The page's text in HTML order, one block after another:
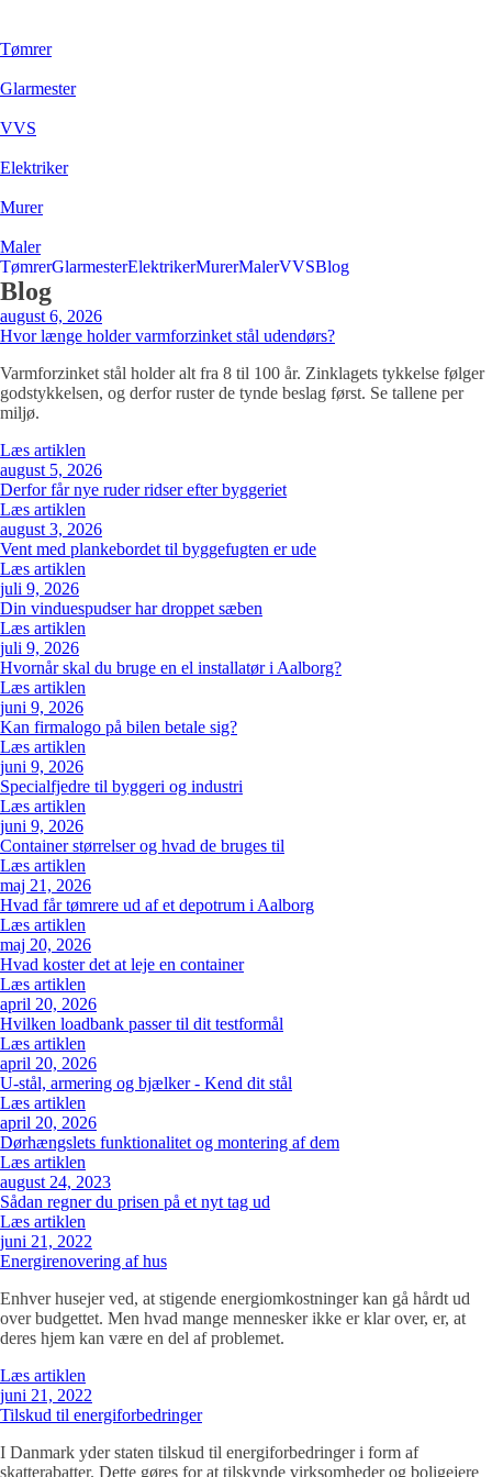
Tømrer
Glarmester
VVS
Elektriker
Murer
Maler
TømrerGlarmesterElektrikerMurerMalerVVSBlog
Blog
august 6, 2026
Hvor længe holder varmforzinket stål udendørs?
Varmforzinket stål holder alt fra 8 til 100 år. Zinklagets tykkelse følger
godstykkelsen, og derfor ruster de tynde beslag først. Se tallene per
miljø.
Læs artiklen
august 5, 2026
Derfor får nye ruder ridser efter byggeriet
Læs artiklen
august 3, 2026
Vent med plankebordet til byggefugten er ude
Læs artiklen
juli 9, 2026
Din vinduespudser har droppet sæben
Læs artiklen
juli 9, 2026
Hvornår skal du bruge en el installatør i Aalborg?
Læs artiklen
juni 9, 2026
Kan firmalogo på bilen betale sig?
Læs artiklen
juni 9, 2026
Specialfjedre til byggeri og industri
Læs artiklen
juni 9, 2026
Container størrelser og hvad de bruges til
Læs artiklen
maj 21, 2026
Hvad får tømrere ud af et depotrum i Aalborg
Læs artiklen
maj 20, 2026
Hvad koster det at leje en container
Læs artiklen
april 20, 2026
Hvilken loadbank passer til dit testformål
Læs artiklen
april 20, 2026
U-stål, armering og bjælker - Kend dit stål
Læs artiklen
april 20, 2026
Dørhængslets funktionalitet og montering af dem
Læs artiklen
august 24, 2023
Sådan regner du prisen på et nyt tag ud
Læs artiklen
juni 21, 2022
Energirenovering af hus
Enhver husejer ved, at stigende energiomkostninger kan gå hårdt ud
over budgettet. Men hvad mange mennesker ikke er klar over, er, at
deres hjem kan være en del af problemet.
Læs artiklen
juni 21, 2022
Tilskud til energiforbedringer
I Danmark yder staten tilskud til energiforbedringer i form af
skatterabatter. Dette gøres for at tilskynde virksomheder og boligejere